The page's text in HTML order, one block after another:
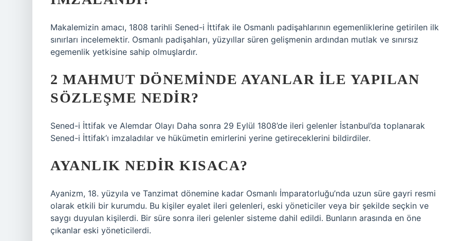
Makalemizin amacı, 1808 tarihli Sened-i İttifak ile Osmanlı padişahlarının egemenliklerine getirilen ilk
sınırları incelemektir. Osmanlı padişahları, yüzyıllar süren gelişmenin ardından mutlak ve sınırsız
egemenlik yetkisine sahip olmuşlardır.
2 MAHMUT DÖNEMINDE AYANLAR ILE YAPILAN
SÖZLEŞME NEDIR?
Sened-i İttifak ve Alemdar Olayı Daha sonra 29 Eylül 1808’de ileri gelenler İstanbul’da toplanarak
Sened-i İttifak’ı imzaladılar ve hükümetin emirlerini yerine getireceklerini bildirdiler.
AYANLIK NEDIR KISACA?
Ayanizm, 18. yüzyıla ve Tanzimat dönemine kadar Osmanlı İmparatorluğu’nda uzun süre gayri resmi
olarak etkili bir kurumdu. Bu kişiler eyalet ileri gelenleri, eski yöneticiler veya bir şekilde seçkin ve
saygı duyulan kişilerdi. Bir süre sonra ileri gelenler sisteme dahil edildi. Bunların arasında en öne
çıkanlar eski yöneticilerdi.